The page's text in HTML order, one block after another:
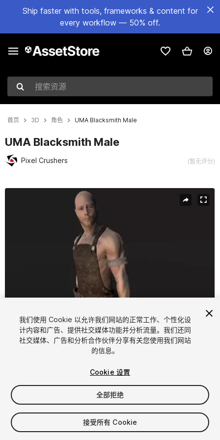
Ship faster with tools, frameworks & content for
every workflow — 50% off.
搜索资源
首页 3D 角色 UMA Blacksmith Male
UMA Blacksmith Male
Pixel Crushers (暂无评分)
1 /3
$15
我们使用 Cookie 以允许我们网站的正常工作、个性化设
计内容和广告、提供社交媒体功能并分析流量。我们还同
社交媒体、广告和分析合作伙伴分享有关您使用我们网站
的信息。
Cookie 设置
全部拒绝
接受所有 Cookie